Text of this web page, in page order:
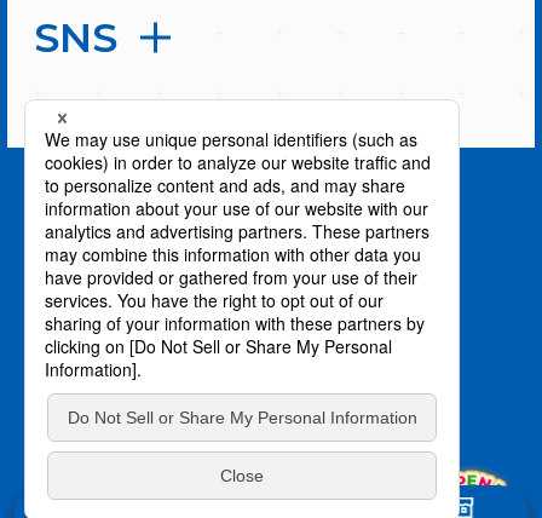
SNS
PAGE TOP
©柴・伏瀬・講談社／転スラ日記製作委員会